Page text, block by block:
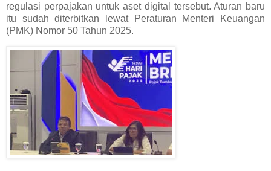
regulasi perpajakan untuk aset digital tersebut. Aturan baru
itu sudah diterbitkan lewat Peraturan Menteri Keuangan
(PMK) Nomor 50 Tahun 2025.